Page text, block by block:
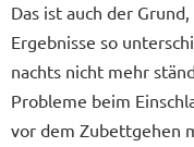
Das ist auch der
Ergebnisse so
nachts nicht mehr
Probleme beim
vor dem Zubettgehen